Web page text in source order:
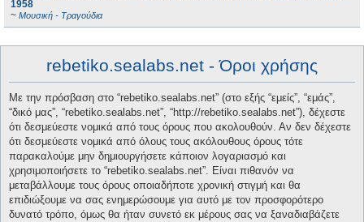
1958
~ Μουσική - Τραγούδια
rebetiko.sealabs.net - Όροι χρήσης
Με την πρόσβαση στο “rebetiko.sealabs.net” (στο εξής “εμείς”, “εμάς”,
“δικό μας”, “rebetiko.sealabs.net”, “http://rebetiko.sealabs.net”), δέχεστε
ότι δεσμεύεστε νομικά από τους όρους που ακολουθούν. Αν δεν δέχεστε
ότι δεσμεύεστε νομικά από όλους τους ακόλουθους όρους τότε
παρακαλούμε μην δημιουργήσετε κάποιον λογαριασμό και
χρησιμοποιήσετε το “rebetiko.sealabs.net”. Είναι πιθανόν να
μεταβάλλουμε τους όρους οποιαδήποτε χρονική στιγμή και θα
επιδιώξουμε να σας ενημερώσουμε για αυτό με τον προσφορότερο
δυνατό τρόπο, όμως θα ήταν συνετό εκ μέρους σας να ξαναδιαβάζετε